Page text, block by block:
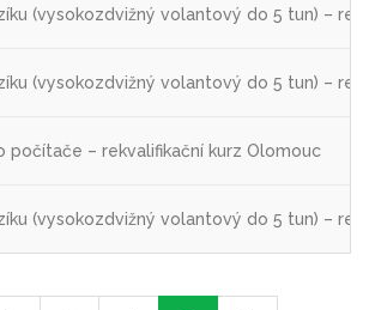
(vysokozdvižný volantový do 5 tun) –
(vysokozdvižný volantový do 5 tun) –
počítače – rekvalifikační kurz Olomouc
(vysokozdvižný volantový do 5 tun) –